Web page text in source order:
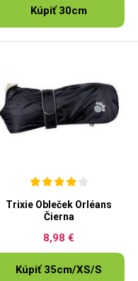
Kúpiť 30cm
Trixie Obleček Orléans
Čierna
8,98 €
Kúpiť 35cm/XS/S